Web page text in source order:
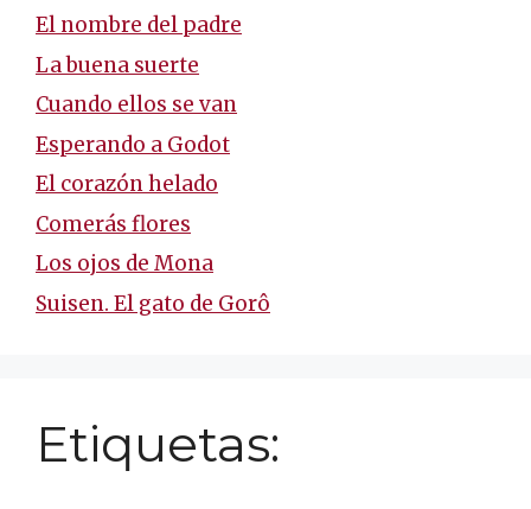
El nombre del padre
La buena suerte
Cuando ellos se van
Esperando a Godot
El corazón helado
Comerás flores
Los ojos de Mona
Suisen. El gato de Gorô
Etiquetas: